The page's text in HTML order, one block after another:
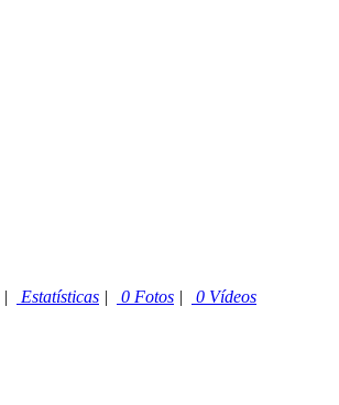
| Estatísticas | 0 Fotos | 0 Vídeos